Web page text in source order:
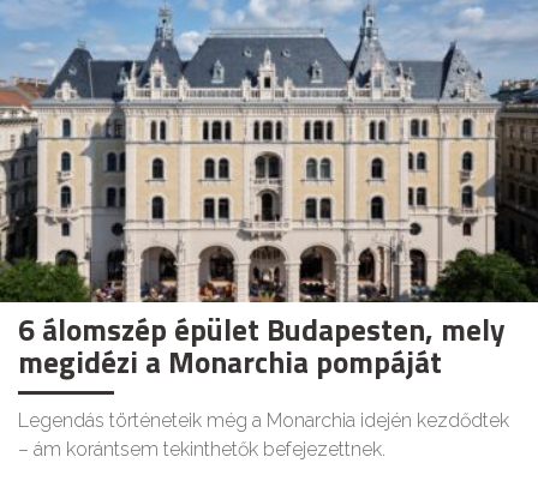
6 álomszép épület Budapesten, mely
megidézi a Monarchia pompáját
Legendás történeteik még a Monarchia idején kezdődtek
– ám korántsem tekinthetők befejezettnek.